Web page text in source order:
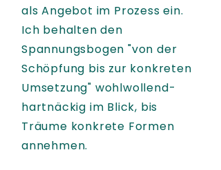
als Angebot im Prozess ein.
Ich behalten den
Spannungsbogen "von der
Schöpfung bis zur konkreten
Umsetzung" wohlwollend-
hartnäckig im Blick, bis
Träume konkrete Formen
annehmen.